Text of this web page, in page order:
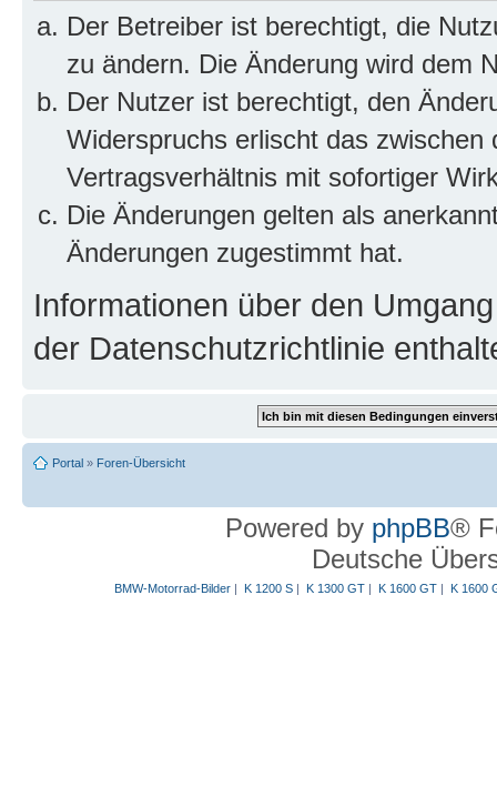
Der Betreiber ist berechtigt, die
zu ändern. Die Änderung wird dem
Der Nutzer ist berechtigt, den
Widerspruchs erlischt das
Vertragsverhältnis mit sofortiger
Die Änderungen gelten als
Änderungen zugestimmt hat.
Informationen über den
der Datenschutzrichtlinie
Portal » Foren-Übersicht
Powered by phpBB®
Deutsche
BMW-Motorrad-Bilder| K 1200 S| K 1300 GT| K 1600 GT| K 1600